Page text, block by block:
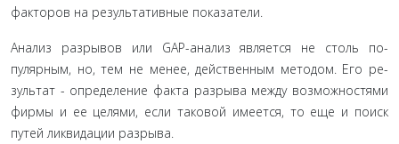
факторов на результативные показатели.
Анализ разрывов или GAP-анализ является не столь по­
пулярным, но, тем не менее, действенным методом. Его ре­
зультат - определение факта разрыва между возможностями
фирмы и ее целями, если таковой имеется, то еще и поиск
путей ликвидации разрыва.